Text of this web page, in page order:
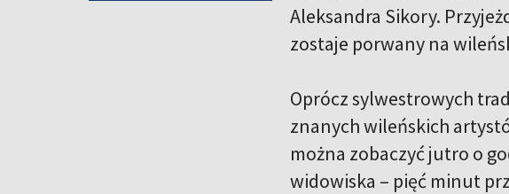
Aleksandra Sikory.
zostaje porwany na
Oprócz sylwestrowych
znanych wileńskich
można zobaczyć jutro o
widowiska – pięć minut